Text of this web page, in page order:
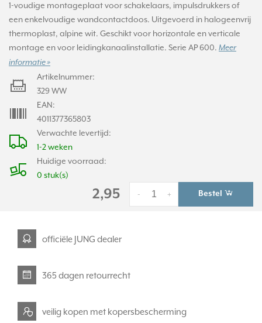
1-voudige montageplaat voor schakelaars, impulsdrukkers of
een enkelvoudige wandcontactdoos. Uitgevoerd in halogeenvrij
thermoplast, alpine wit. Geschikt voor horizontale en verticale
montage en voor leidingkanaalinstallatie. Serie AP 600. Meer
informatie »
Verwachte levertijd:
1-2 weken
Huidige voorraad:
0 stuk(s)
Artikelnummer:
329 WW
EAN:
4011377365803
2,95 +
- Bestel
officiële JUNG dealer
365 dagen retourrecht
veilig kopen met kopersbescherming